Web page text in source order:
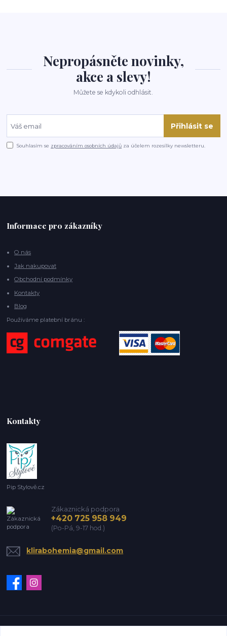
Nepropásněte novinky,
akce a slevy!
Můžete se kdykoli odhlásit.
Přihlásit se
Souhlasím se zpracováním osobních údajů za účelem rozesílky newsletteru.
Informace pro zákazníky
O nás
Jak nakupovat
Obchodní podmínky
Kontakty
Blog
Používáme platební bránu :
Kontakty
Pip Stylově.cz
Zákaznická podpora
+420 725 958 949
(Po-Pá, 9-17 hod.)
klirabohemia@gmail.com